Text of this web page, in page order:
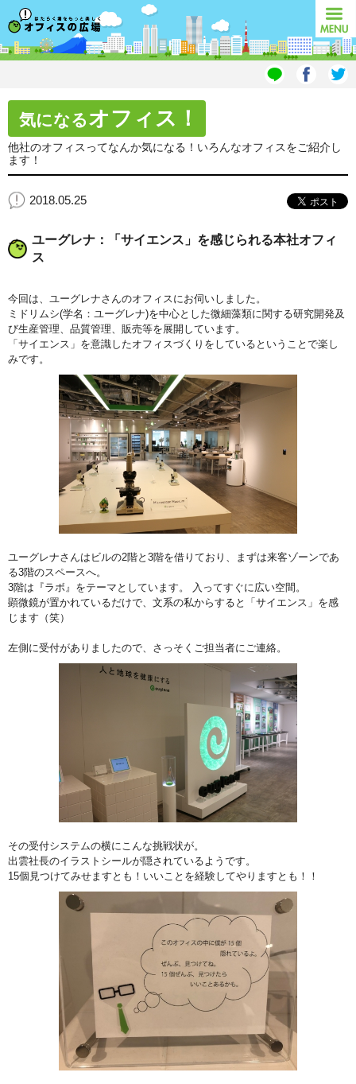
オフィスの広場 MENU
気になるオフィス！
他社のオフィスってなんか気になる！いろんなオフィスをご紹介し
ます！
2018.05.25
ユーグレナ：「サイエンス」を感じられる本社オフィ
ス
今回は、ユーグレナさんのオフィスにお伺いしました。
ミドリムシ(学名：ユーグレナ)を中心とした微細藻類に関する研究開発及
び生産管理、品質管理、販売等を展開しています。
「サイエンス」を意識したオフィスづくりをしているということで楽し
みです。
ユーグレナさんはビルの2階と3階を借りており、まずは来客ゾーンであ
る3階のスペースへ。
3階は『ラボ』をテーマとしています。 入ってすぐに広い空間。
顕微鏡が置かれているだけで、文系の私からすると「サイエンス」を感
じます（笑）
左側に受付がありましたので、さっそくご担当者にご連絡。
その受付システムの横にこんな挑戦状が。
出雲社長のイラストシールが隠されているようです。
15個見つけてみせますとも！いいことを経験してやりますとも！！